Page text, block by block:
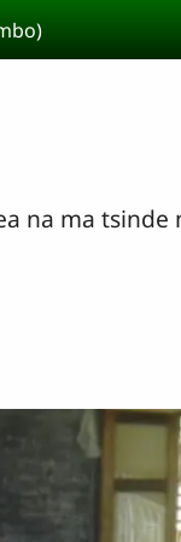
na ma tsinde